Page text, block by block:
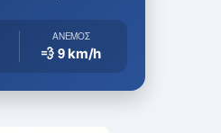
ΆΝΕΜΟΣ
💨 9km/h